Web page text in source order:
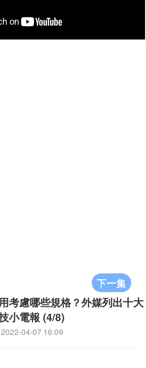
下一集
考慮哪些規格？外媒列出十大
小電報 (4/8)
04-07 16:09